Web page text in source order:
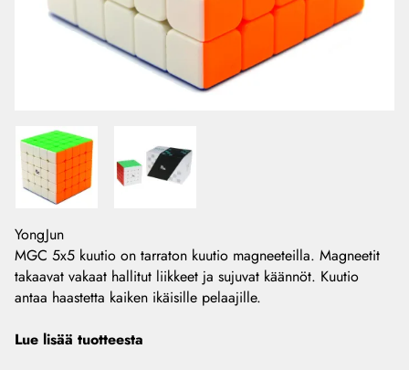
YongJun
MGC 5x5 kuutio on tarraton kuutio magneeteilla. Magneetit
takaavat vakaat hallitut liikkeet ja sujuvat käännöt. Kuutio
antaa haastetta kaiken ikäisille pelaajille.
Lue lisää tuotteesta